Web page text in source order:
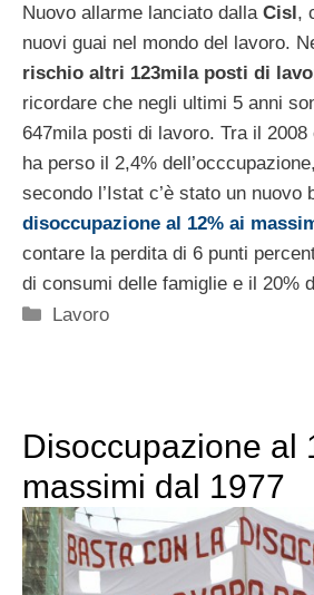
Nuovo allarme lanciato dalla Cisl,
nuovi guai nel mondo del lavoro.
rischio altri 123mila posti di
ricordare che negli ultimi 5 anni
647mila posti di lavoro. Tra il
ha perso il 2,4%
secondo l’Istat c’è stato un nuovo
disoccupazione al 12% ai
contare la perdita di 6 punti
di consumi delle famiglie e il 20%
Categorie
Lavoro
Disoccupazione al
massimi dal 1977